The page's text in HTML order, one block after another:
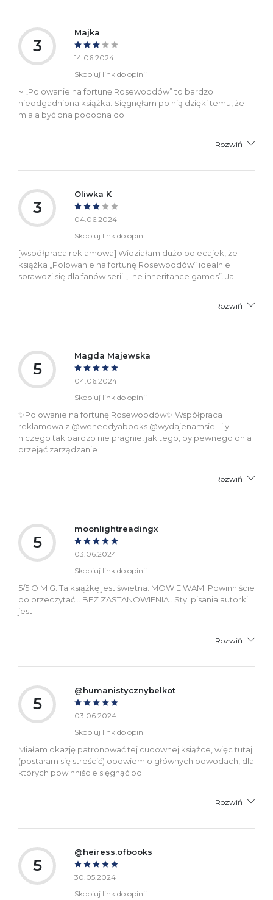
3
Majka
14.06.2024
Skopiuj link do opinii
~ „Polowanie na fortunę Rosewoodów” to bardzo
nieodgadniona książka. Sięgnęłam po nią dzięki temu, że
miala być ona podobna do
Rozwiń
3
Oliwka K
04.06.2024
Skopiuj link do opinii
[współpraca reklamowa] Widziałam dużo polecajek, że
książka „Polowanie na fortunę Rosewoodów” idealnie
sprawdzi się dla fanów serii „The inheritance games”. Ja
Rozwiń
5
Magda Majewska
04.06.2024
Skopiuj link do opinii
✨Polowanie na fortunę Rosewoodów✨ Współpraca
reklamowa z @weneedyabooks @wydajenamsie Lily
niczego tak bardzo nie pragnie, jak tego, by pewnego dnia
przejąć zarządzanie
Rozwiń
5
moonlightreadingx
03.06.2024
Skopiuj link do opinii
5/5 O M G. Ta książkę jest świetna. MOWIE WAM. Powinniście
do przeczytać... BEZ ZASTANOWIENIA.. Styl pisania autorki
jest
Rozwiń
5
@humanistycznybelkot
03.06.2024
Skopiuj link do opinii
Miałam okazję patronować tej cudownej książce, więc tutaj
(postaram się streścić) opowiem o głównych powodach, dla
których powinniście sięgnąć po
Rozwiń
5
@heiress.ofbooks
30.05.2024
Skopiuj link do opinii